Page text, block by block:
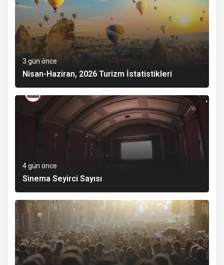
3 gün önce
Nisan-Haziran, 2026 Turizm İstatistikleri
4 gün önce
Sinema Seyirci Sayısı